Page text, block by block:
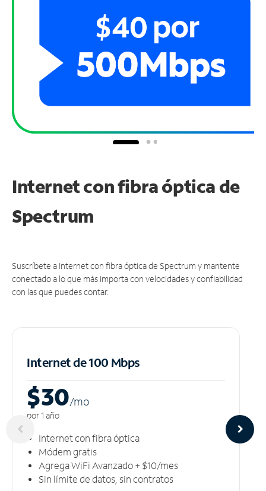
Internet con fibra óptica de
Spectrum
Suscríbete a Internet con fibra óptica de Spectrum y mantente
conectado a lo que más importa con velocidades y confiabilidad
con las que puedes contar.
Internet de 100 Mbps
$30/mo
por 1 año
Internet con fibra óptica
Módem gratis
Agrega WiFi Avanzado + $10/mes
Sin límite de datos, sin contratos